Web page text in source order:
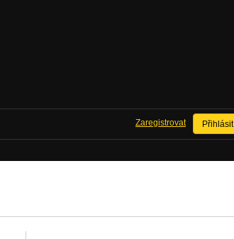
Přihlásit
Zaregistrovat